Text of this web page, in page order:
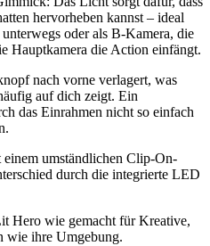
hervorheben kannst – ideal
oder als B-Kamera, die
Hauptkamera die Action einfängt.
nach vorne verlagert, was
auf dich zeigt. Ein
das Einrahmen nicht so einfach
umständlichen Clip-On-
durch die integrierte LED
Hero wie gemacht für Kreative,
wie ihre Umgebung.